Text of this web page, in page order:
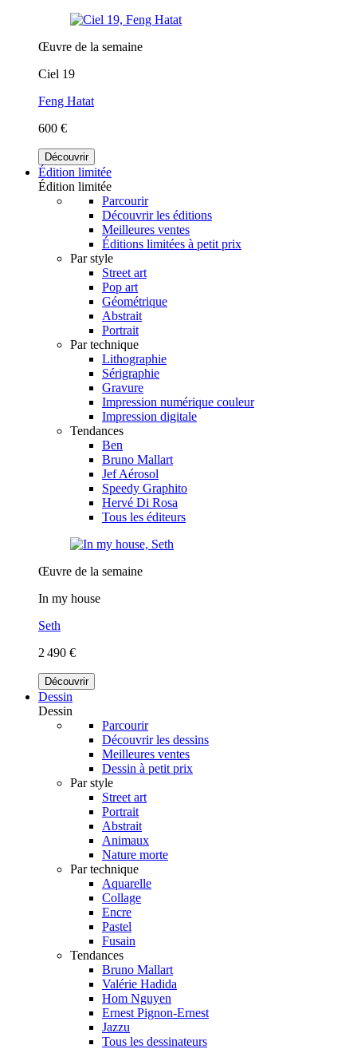
Œuvre de la semaine
Ciel 19
Feng Hatat
600 €
Découvrir
Édition limitée
Édition limitée
Parcourir
Découvrir les éditions
Meilleures ventes
Éditions limitées à petit prix
Par style
Street art
Pop art
Géométrique
Abstrait
Portrait
Par technique
Lithographie
Sérigraphie
Gravure
Impression numérique couleur
Impression digitale
Tendances
Ben
Bruno Mallart
Jef Aérosol
Speedy Graphito
Hervé Di Rosa
Tous les éditeurs
Œuvre de la semaine
In my house
Seth
2 490 €
Découvrir
Dessin
Dessin
Parcourir
Découvrir les dessins
Meilleures ventes
Dessin à petit prix
Par style
Street art
Portrait
Abstrait
Animaux
Nature morte
Par technique
Aquarelle
Collage
Encre
Pastel
Fusain
Tendances
Bruno Mallart
Valérie Hadida
Hom Nguyen
Ernest Pignon-Ernest
Jazzu
Tous les dessinateurs